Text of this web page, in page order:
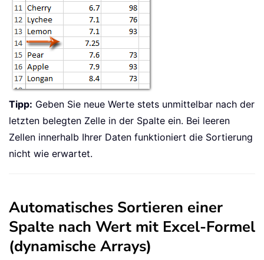
Tipp: Geben Sie neue Werte stets unmittelbar nach der
letzten belegten Zelle in der Spalte ein. Bei leeren
Zellen innerhalb Ihrer Daten funktioniert die Sortierung
nicht wie erwartet.
Automatisches Sortieren einer
Spalte nach Wert mit Excel-Formel
(dynamische Arrays)